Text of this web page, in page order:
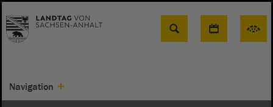
Suche
Navigation